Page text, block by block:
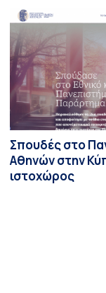
Σπουδές στο
Αθηνών στην
ιστοχώρος